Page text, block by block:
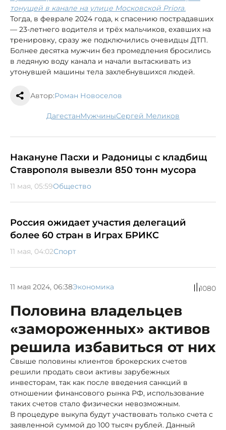
тонущей в канале на улице Московской Priora.
Тогда, в феврале 2024 года, к спасению пострадавших
— 23-летнего водителя и трёх мальчиков, ехавших на
тренировку, сразу же подключились очевидцы ДТП.
Болнее десятка мужчин без промедления бросились
в ледяную воду канала и начали вытаскивать из
утонувшей машины тела захлебнувшихся людей.
Автор:Роман Новоселов
Дагестан мужчины Сергей Меликов
Накануне Пасхи и Радоницы с кладбищ
Ставрополя вывезли 850 тонн мусора
11 мая, 05:59Общество
Россия ожидает участия делегаций
более 60 стран в Играх БРИКС
11 мая, 04:02Спорт
11 мая 2024, 06:38Экономика 1080
Половина владельцев
«замороженных» активов
решила избавиться от них
Свыше половины клиентов брокерских счетов
решили продать свои активы зарубежных
инвесторам, так как после введения санкций в
отношении финансового рынка РФ, использование
таких счетов стало физически невозможным.
В процедуре выкупа будут участвовать только счета с
заявленной суммой до 100 тысяч рублей. Данный